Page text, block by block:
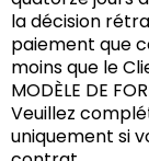
la décision
paiement que
moins que le
MODÈLE DE
Veuillez
uniquement si